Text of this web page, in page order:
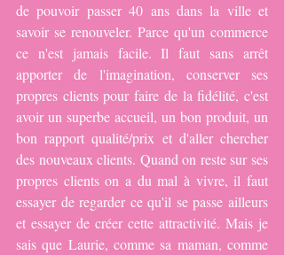
de pouvoir passer 40 ans dans la ville et
savoir se renouveler. Parce qu'un commerce
ce n'est jamais facile. Il faut sans arrêt
apporter de l'imagination, conserver ses
propres clients pour faire de la fidélité, c'est
avoir un superbe accueil, un bon produit, un
bon rapport qualité/prix et d'aller chercher
des nouveaux clients. Quand on reste sur ses
propres clients on a du mal à vivre, il faut
essayer de regarder ce qu'il se passe ailleurs
et essayer de créer cette attractivité. Mais je
sais que Laurie, comme sa maman, comme